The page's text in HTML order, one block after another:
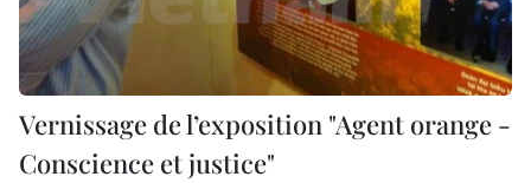
Vernissage de l’exposition "Agent orange -
Conscience et justice"